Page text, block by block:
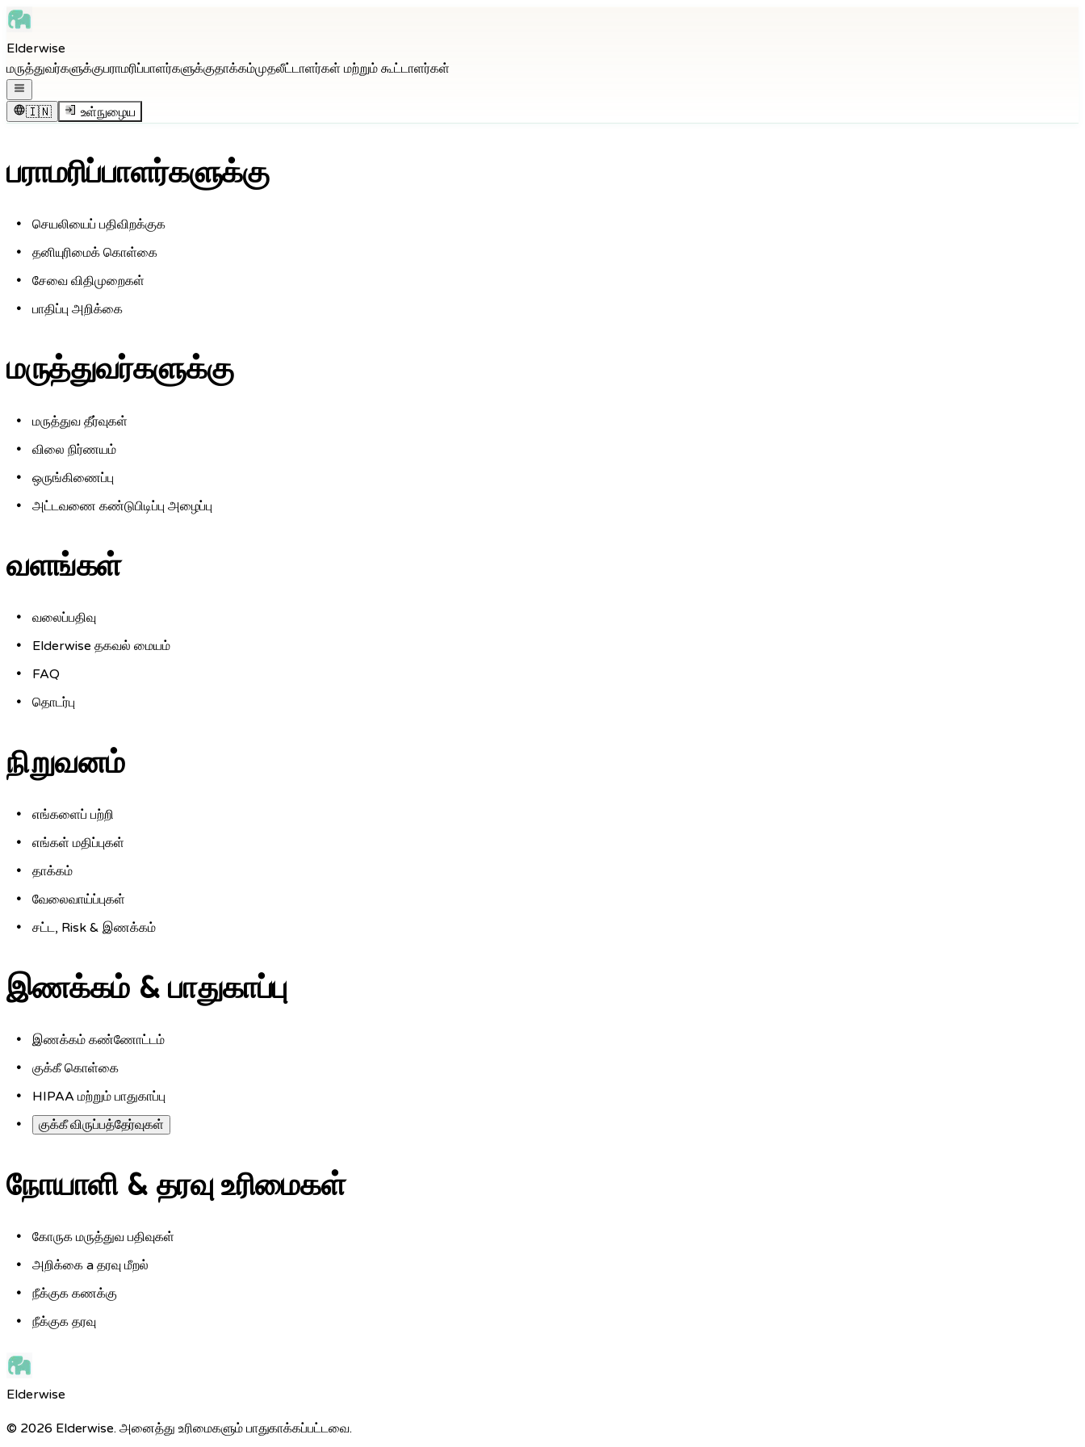
Skip to navigation
Skip to footer
Elderwise
மருத்துவர்களுக்குபராமரிப்பாளர்களுக்குதாக்கம்முதலீட்டாளர்கள் மற்றும் கூட்டாளர்கள்
🇮🇳
உள்நுழைய
பராமரிப்பாளர்களுக்கு
செயலியைப் பதிவிறக்குக
தனியுரிமைக் கொள்கை
சேவை விதிமுறைகள்
பாதிப்பு அறிக்கை
மருத்துவர்களுக்கு
மருத்துவ தீர்வுகள்
விலை நிர்ணயம்
ஒருங்கிணைப்பு
அட்டவணை கண்டுபிடிப்பு அழைப்பு
வளங்கள்
வலைப்பதிவு
Elderwise தகவல் மையம்
FAQ
தொடர்பு
நிறுவனம்
எங்களைப் பற்றி
எங்கள் மதிப்புகள்
தாக்கம்
வேலைவாய்ப்புகள்
சட்ட, Risk & இணக்கம்
இணக்கம் & பாதுகாப்பு
இணக்கம் கண்ணோட்டம்
குக்கீ கொள்கை
HIPAA மற்றும் பாதுகாப்பு
குக்கீ விருப்பத்தேர்வுகள்
நோயாளி & தரவு உரிமைகள்
கோருக மருத்துவ பதிவுகள்
அறிக்கை a தரவு மீறல்
நீக்குக கணக்கு
நீக்குக தரவு
Elderwise
© 2026 Elderwise. அனைத்து உரிமைகளும் பாதுகாக்கப்பட்டவை.